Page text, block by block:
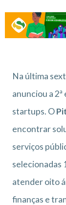
Na última
anunciou a
startups. O
encontrar
serviços
selecionadas
atender oito
finanças e